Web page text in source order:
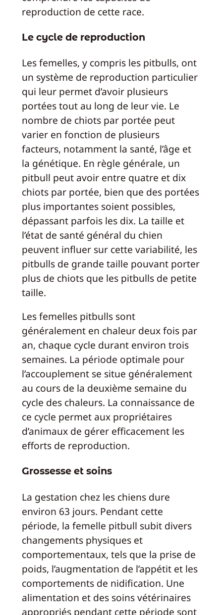
reproduction de cette race.
Le cycle de reproduction
Les femelles, y compris les pitbulls, ont
un système de reproduction particulier
qui leur permet d’avoir plusieurs
portées tout au long de leur vie. Le
nombre de chiots par portée peut
varier en fonction de plusieurs
facteurs, notamment la santé, l’âge et
la génétique. En règle générale, un
pitbull peut avoir entre quatre et dix
chiots par portée, bien que des portées
plus importantes soient possibles,
dépassant parfois les dix. La taille et
l’état de santé général du chien
peuvent influer sur cette variabilité, les
pitbulls de grande taille pouvant porter
plus de chiots que les pitbulls de petite
taille.
Les femelles pitbulls sont
généralement en chaleur deux fois par
an, chaque cycle durant environ trois
semaines. La période optimale pour
l’accouplement se situe généralement
au cours de la deuxième semaine du
cycle des chaleurs. La connaissance de
ce cycle permet aux propriétaires
d’animaux de gérer efficacement les
efforts de reproduction.
Grossesse et soins
La gestation chez les chiens dure
environ 63 jours. Pendant cette
période, la femelle pitbull subit divers
changements physiques et
comportementaux, tels que la prise de
poids, l’augmentation de l’appétit et les
comportements de nidification. Une
alimentation et des soins vétérinaires
appropriés pendant cette période sont